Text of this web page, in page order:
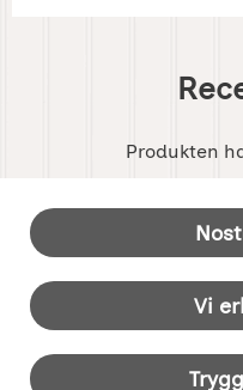
Produkten
Sidfot Blandad
Vi